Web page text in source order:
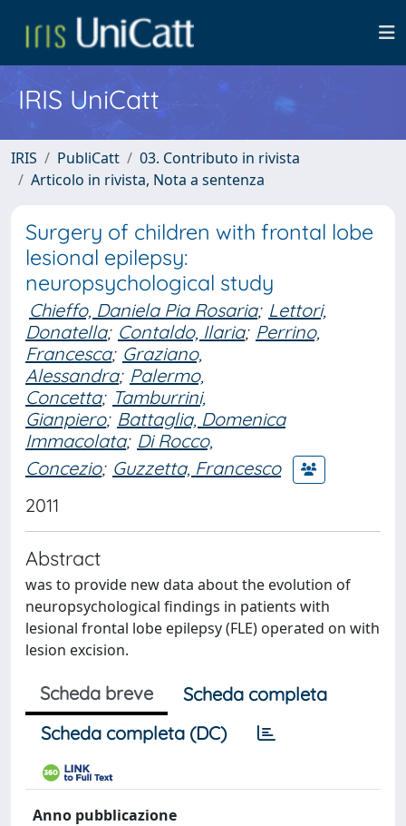
IRIS UniCatt
IRIS PubliCatt
03. Contributo in rivista
Articolo in rivista, Nota a sentenza
Surgery of children with frontal lobe
lesional epilepsy:
neuropsychological study
Chieffo, Daniela Pia Rosaria; Lettori,
Donatella; Contaldo, Ilaria; Perrino,
Francesca; Graziano,
Alessandra; Palermo,
Concetta; Tamburrini,
Gianpiero; Battaglia, Domenica
Immacolata; Di Rocco,
Concezio; Guzzetta, Francesco
2011
Abstract
was to provide new data about the evolution of
neuropsychological findings in patients with
lesional frontal lobe epilepsy (FLE) operated on with
lesion excision.
Scheda breve
Scheda completa
Scheda completa (DC)
Anno pubblicazione